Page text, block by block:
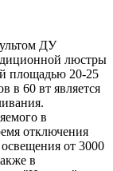
ДУ
люстры
площадью 20-25
в 60 вт является
в
отключения
от 3000
в